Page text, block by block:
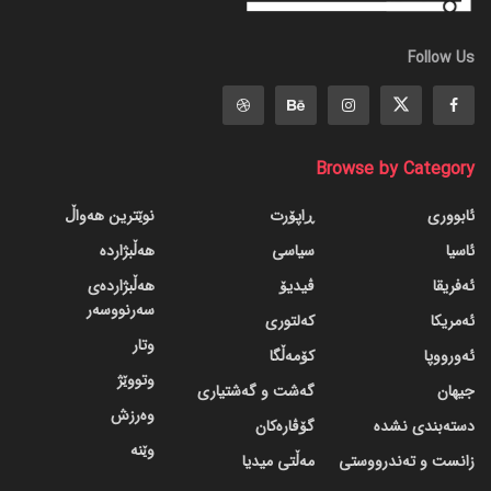
Follow Us
Browse by Category
ئابووری
ئاسیا
ئەفریقا
ئەمریکا
ئەورووپا
جیهان
دسته‌بندی نشده
زانست و تەندرووستی
ڕاپۆرت
سیاسی
ڤیدیۆ
کەلتوری
کۆمەڵگا
گه‌شت و گه‌شتیاری
گۆڤاره‌کان
مەڵتی میدیا
نوێترین هەواڵ
هەڵبژاردە
هەڵبژاردەی
سەرنووسەر
وتار
وتووێژ
وەرزش
وێنە